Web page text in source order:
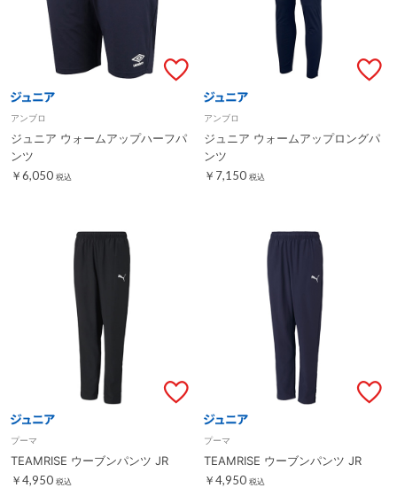
アンブロ
ジュニア ウォームアップハーフパ
ンツ
￥6,050 税込
アンブロ
ジュニア ウォームアップロングパ
ンツ
￥7,150 税込
プーマ
TEAMRISE ウーブンパンツ JR
￥4,950 税込
プーマ
TEAMRISE ウーブンパンツ JR
￥4,950 税込